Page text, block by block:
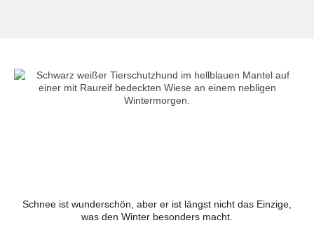
Schnee ist wunderschön, aber er ist längst nicht das Einzige,
was den Winter besonders macht.